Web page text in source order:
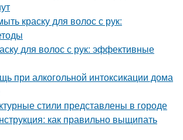
краску для волос с рук:
для волос с рук: эффективные
при алкогольной интоксикации дома
стили представлены в городе
как правильно выщипать